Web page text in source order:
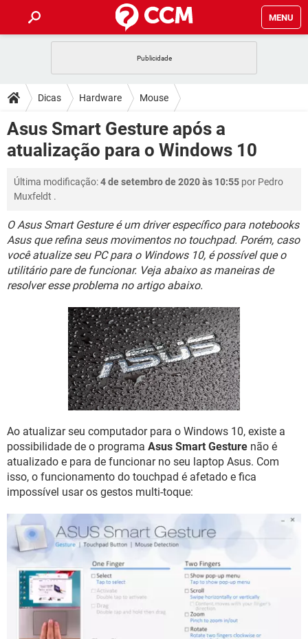
MENU
CELULAR FACEBOOK
OUTLOOK EXCEL
INSTAGRAM GMAIL
DICAS
JOGOS WHATSAPP
CELULAR FACEBOOK
INSTAGRAM GMAIL
DOWNLOADS
JOGOS WHATSAPP
OUTLOOK
INSTAGRAM
GUIA DE COMPRAS
FÓRUM
JOGOS WHATSAPP
OUTLOOK EXCEL
INSTAGRAM GMAIL
GUIA DE COMPRAS
GLOSSÁRIO
JOGOS WHATSAPP
CELULAR FACEBOOK
OUTLOOK EXCEL
INSTAGRAM GMAIL
GUIA DE COMPRAS
Dicas Hardware Mouse
Asus Smart Gesture após a
atualização para o Windows 10
Última modificação:4 de setembro de 2020 às 10:55 por Pedro
Muxfeldt .
O Asus Smart Gesture é um driver específico para notebooks
Asus que refina seus movimentos no touchpad. Porém, caso
você atualize seu PC para o Windows 10, é possível que o
utilitário pare de funcionar. Veja abaixo as maneiras de
resolver esse problema no artigo abaixo.
Ao atualizar seu computador para o Windows 10, existe a
possibilidade de o programa Asus Smart Gesture não é
atualizado e para de funcionar no seu laptop Asus. Com
isso, o funcionamento do touchpad é afetado e fica
impossível usar os gestos multi-toque: